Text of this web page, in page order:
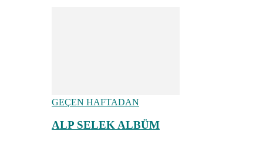
GEÇEN HAFTADAN
ALP SELEK ALBÜM